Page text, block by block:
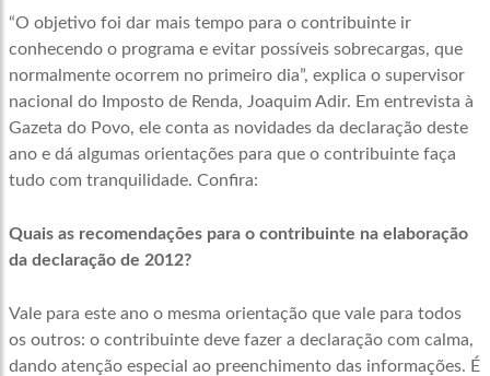
“O objetivo foi dar mais tempo para o contribuinte ir
conhecendo o programa e evitar possíveis sobrecargas, que
normalmente ocorrem no primeiro dia”, explica o supervisor
nacional do Imposto de Renda, Joaquim Adir. Em entrevista à
Gazeta do Povo, ele conta as novidades da declaração deste
ano e dá algumas orientações para que o contribuinte faça
tudo com tranquilidade. Confira:
Quais as recomendações para o contribuinte na elaboração
da declaração de 2012?
Vale para este ano o mesma orientação que vale para todos
os outros: o contribuinte deve fazer a declaração com calma,
dando atenção especial ao preenchimento das informações. É